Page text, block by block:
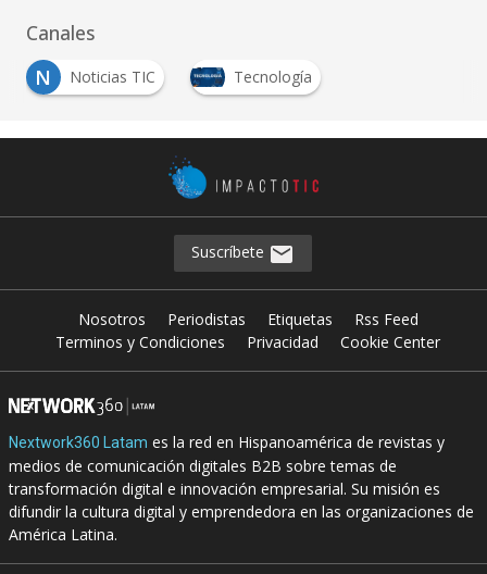
Canales
N
Noticias TIC Tecnología
Suscríbete
Nosotros Periodistas Etiquetas
Rss Feed
Terminos y Condiciones
Privacidad Cookie Center
Nextwork360 Latam es la red en Hispanoamérica de revistas y
medios de comunicación digitales B2B sobre temas de
transformación digital e innovación empresarial. Su misión es
difundir la cultura digital y emprendedora en las organizaciones de
América Latina.